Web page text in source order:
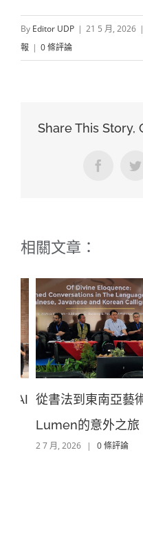
By Editor UDP | 21 5 月, 2026 |
報 | 0 條評論
Share This Story,
Facebook
相關文章：
冷戰如何形塑亞洲民
主？四種語言，四種答